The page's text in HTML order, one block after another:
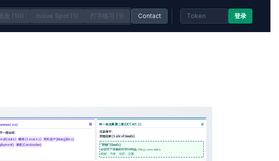
改 (10) Issue Spot (1) 打字练习 (1) Contact 登录